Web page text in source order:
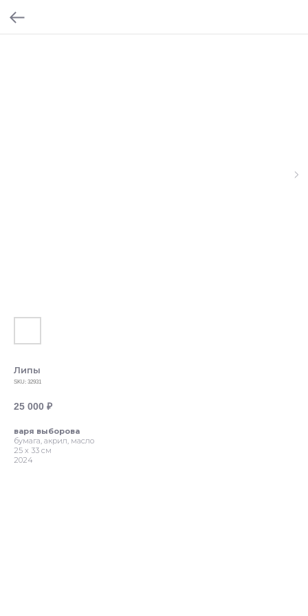
Липы
SKU: 32931
25 000 ₽
варя выборова
бумага, акрил, масло
25 х 33 см
2024